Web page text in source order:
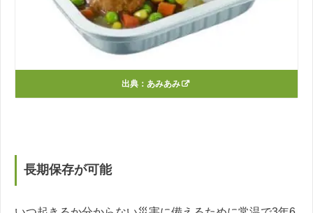
出典： あみあみ
長期保存が可能